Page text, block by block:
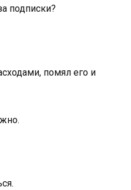
подписки?
помял его и